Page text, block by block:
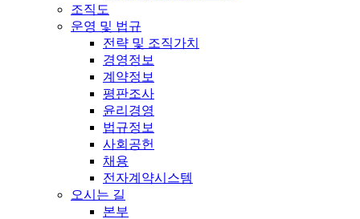
조직도
운영 및 법규
전략 및 조직가치
경영정보
계약정보
평판조사
윤리경영
법규정보
사회공헌
채용
전자계약시스템
오시는 길
본부